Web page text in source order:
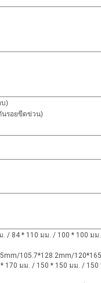
บ)
นรอยขีดข่วน)
/ 84 * 110 มม. / 100 * 100 มม
105.7*128.2mm/
170 มม. / 150 * 150 มม. / 150